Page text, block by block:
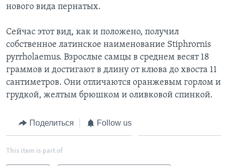
Языки
нового вида пернатых.
Сейчас этот вид, как и положено, получил
собственное латинское наименование Stiphrornis
pyrrholaemus. Взрослые самцы в среднем весят 18
граммов и достигают в длину от клюва до хвоста 11
сантиметров. Они отличаются оранжевым горлом и
грудкой, желтым брюшком и оливковой спинкой.
Поделиться Follow us
This item is part of